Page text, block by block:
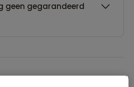
geen gegarandeerd